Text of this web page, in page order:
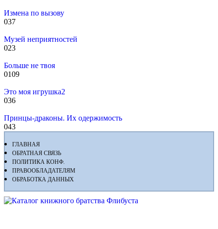
Измена по вызову
037
Музей неприятностей
023
Больше не твоя
0109
Это моя игрушка2
036
Принцы-драконы. Их одержимость
043
ГЛАВНАЯ
ОБРАТНАЯ СВЯЗЬ
ПОЛИТИКА КОНФ.
ПРАВООБЛАДАТЕЛЯМ
ОБРАБОТКА ДАННЫХ